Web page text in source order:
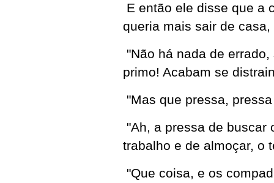
E então ele disse que a
queria mais sair de
"Não há nada de
primo! Acabam se
"Mas que pressa,
"Ah, a pressa de buscar
trabalho e de almoçar, o
"Que coisa, e os